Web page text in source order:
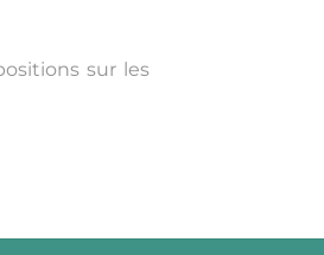
sur les